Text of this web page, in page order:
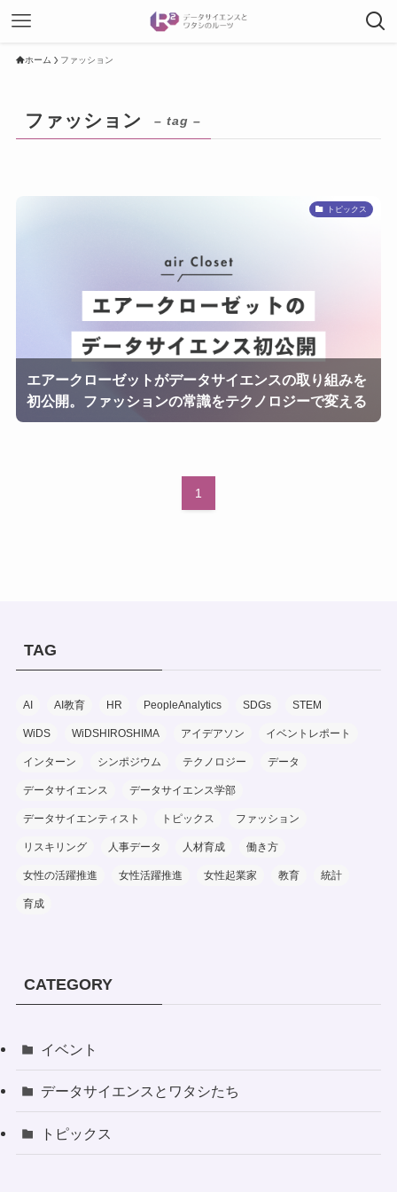
ホーム ファッション
ファッション – tag –
トピックス
エアークローゼットがデータサイエンスの取り組みを
初公開。ファッションの常識をテクノロジーで変える
1
TAG
AI AI教育 HR PeopleAnalytics SDGs STEM
WiDS WiDSHIROSHIMA アイデアソン イベントレポート
インターン シンポジウム テクノロジー データ
データサイエンス データサイエンス学部
データサイエンティスト トピックス ファッション
リスキリング 人事データ 人材育成 働き方
女性の活躍推進 女性活躍推進 女性起業家 教育 統計
育成
CATEGORY
イベント
データサイエンスとワタシたち
トピックス